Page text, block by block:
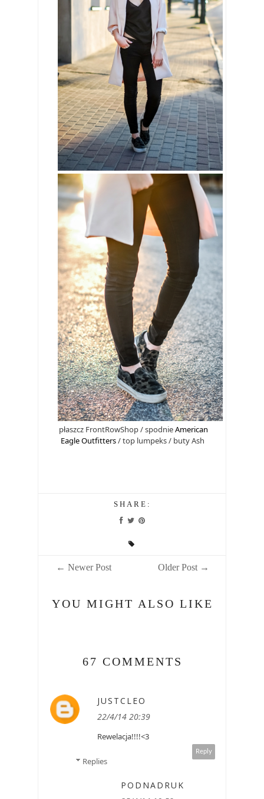
płaszcz FrontRowShop / spodnieAmerican
Eagle Outfitters/ top lumpeks / buty Ash
SHARE:
← Newer Post Older Post →
YOU MIGHT ALSO LIKE
67 COMMENTS
JUSTCLEO
22/4/14 20:39
Rewelacja!!!!<3
Reply
Replies
PODNADRUK